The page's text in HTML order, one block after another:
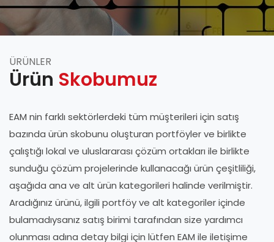
ÜRÜNLER
Ürün Skobumuz
EAM nin farklı sektörlerdeki tüm müşterileri için satış
bazında ürün skobunu oluşturan portföyler ve birlikte
çalıştığı lokal ve uluslararası çözüm ortakları ile birlikte
sunduğu çözüm projelerinde kullanacağı ürün çeşitliliği,
aşağıda ana ve alt ürün kategorileri halinde verilmiştir.
Aradığınız ürünü, ilgili portföy ve alt kategoriler içinde
bulamadıysanız satış birimi tarafından size yardımcı
olunması adına detay bilgi için lütfen EAM ile iletişime